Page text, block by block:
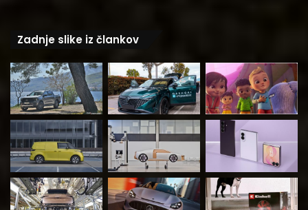
Zadnje slike iz člankov